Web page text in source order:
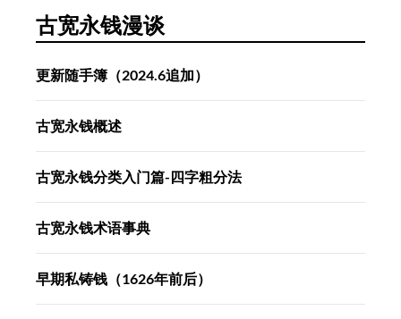
古宽永钱漫谈
更新随手簿（2024.6追加）
古宽永钱概述
古宽永钱分类入门篇-四字粗分法
古宽永钱术语事典
早期私铸钱（1626年前后）